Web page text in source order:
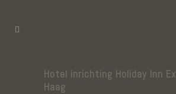
Hotel inrichting Holiday Inn
Haag